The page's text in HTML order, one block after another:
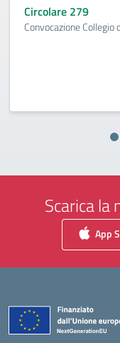
Circolare 279
Convocazione Collegio
Scarica la
App